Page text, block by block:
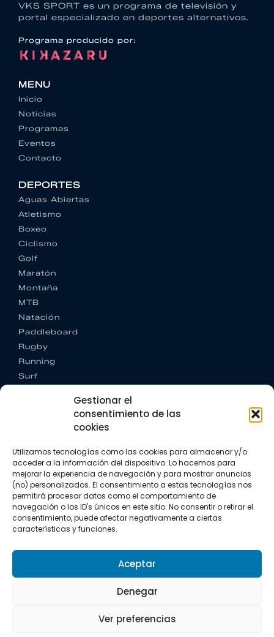
Gestionar el
consentimiento de las
cookies
Utilizamos tecnologías como las cookies para almacenar y/o
acceder a la información del dispositivo. Lo hacemos para
mejorar la experiencia de navegación y para mostrar anuncios
(no) personalizados. El consentimiento a estas tecnologías nos
permitirá procesar datos como el comportamiento de
navegación o los ID's únicos en este sitio. No consentir o retirar el
consentimiento, puede afectar negativamente a ciertas
características y funciones.
Aceptar
Denegar
Ver preferencias
VKS SPORT es un programa de televisión y
portal especializado en deportes alternativos.
Programa producido por:
MENU
Inicio
Noticias
Programas
Eventos
Contacto
DEPORTES
Aguas Abiertas
Atletismo
Boxeo
Ciclismo
Golf
Maratón
Montaña
MTB
Natación
Paddleboard
Rugby
Running
Surf
CONTACTO
+34 662 342 177
info@vkssport.com
SÍGUENOS
Política de privacidad
Política de cookies
Todos los derechos resevados.